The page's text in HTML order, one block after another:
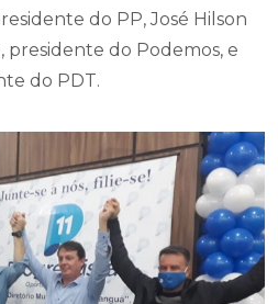
do PP, José Hilson
presidente do Podemos, e
do PDT.